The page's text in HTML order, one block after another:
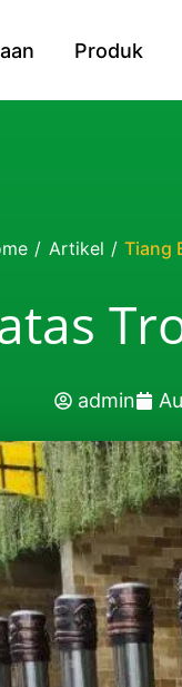
Produk
/ Artikel / Tiang
admin